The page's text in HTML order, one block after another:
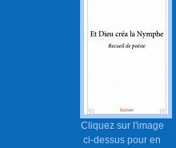
Cliquez sur l'image
ci-dessus pour en